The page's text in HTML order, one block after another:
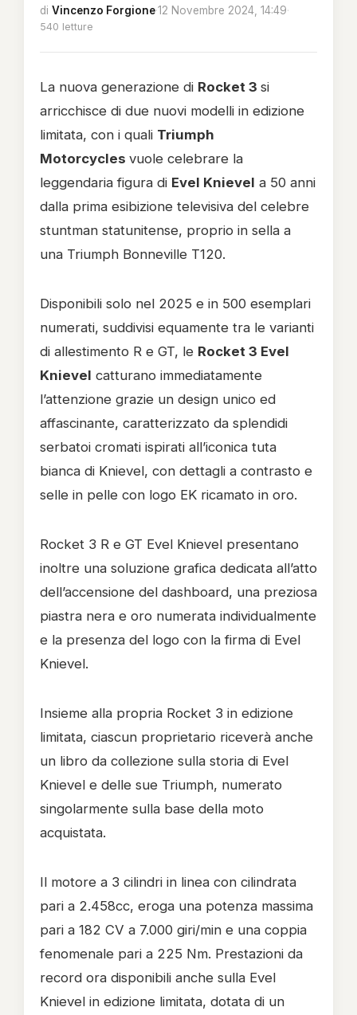
di Vincenzo Forgione·12 Novembre 2024, 14:49·
540 letture
La nuova generazione di Rocket 3 si
arricchisce di due nuovi modelli in edizione
limitata, con i quali Triumph
Motorcycles vuole celebrare la
leggendaria figura di Evel Knievel a 50 anni
dalla prima esibizione televisiva del celebre
stuntman statunitense, proprio in sella a
una Triumph Bonneville T120.
Disponibili solo nel 2025 e in 500 esemplari
numerati, suddivisi equamente tra le varianti
di allestimento R e GT, le Rocket 3 Evel
Knievel catturano immediatamente
l’attenzione grazie un design unico ed
affascinante, caratterizzato da splendidi
serbatoi cromati ispirati all’iconica tuta
bianca di Knievel, con dettagli a contrasto e
selle in pelle con logo EK ricamato in oro.
Rocket 3 R e GT Evel Knievel presentano
inoltre una soluzione grafica dedicata all’atto
dell’accensione del dashboard, una preziosa
piastra nera e oro numerata individualmente
e la presenza del logo con la firma di Evel
Knievel.
Insieme alla propria Rocket 3 in edizione
limitata, ciascun proprietario riceverà anche
un libro da collezione sulla storia di Evel
Knievel e delle sue Triumph, numerato
singolarmente sulla base della moto
acquistata.
Il motore a 3 cilindri in linea con cilindrata
pari a 2.458cc, eroga una potenza massima
pari a 182 CV a 7.000 giri/min e una coppia
fenomenale pari a 225 Nm. Prestazioni da
record ora disponibili anche sulla Evel
Knievel in edizione limitata, dotata di un